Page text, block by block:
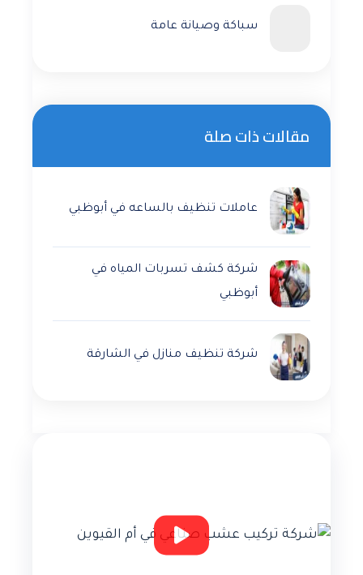
سباكة وصيانة عامة
مقالات ذات صلة
عاملات تنظيف بالساعه في أبوظبي
شركة كشف تسربات المياه في
أبوظبي
شركة تنظيف منازل في الشارقة